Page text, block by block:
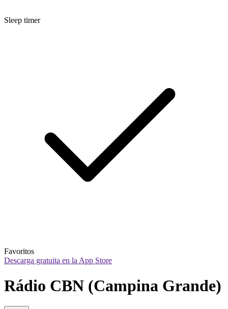
Sleep timer
Favoritos
Descarga gratuita en la App Store
Rádio CBN (Campina Grande)